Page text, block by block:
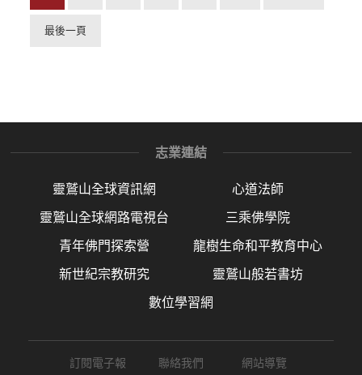
最後一頁
志業連結
靈鷲山全球資訊網 心道法師
靈鷲山全球網路電視台 三乘佛學院
青年佛門探索營 龍樹生命和平教育中心
新世紀宗教研究 靈鷲山般若書坊
數位學習網
訂閱電子報 聯絡我們 網站導覽